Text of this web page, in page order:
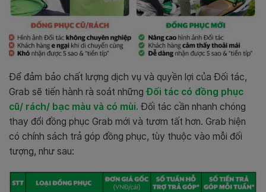
Để đảm bảo chất lượng dịch vụ và quyền lợi của Đối tác,
Grab sẽ tiến hành rà soát những Đối tác có đồng phục
cũ/ rách/ bạc màu và có mùi. Đối tác cần nhanh chóng
thay đổi đồng phục Grab mới và tươm tất hơn. Grab hiện
có chính sách trả góp đồng phục, tùy thuộc vào mỗi đối
tượng, như sau: